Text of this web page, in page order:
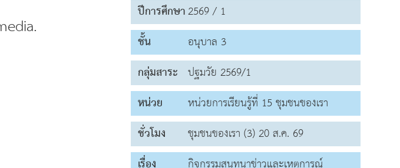
ปีการศึกษา2569 / 1
ชั้น
อนุบาล 3
กลุ่มสาระ ปฐมวัย 2569/1
หน่วย
หน่วยการเรียนรู้ที่ 15 ชุมชนของเรา
ชั่วโมง
ชุมชนของเรา (3) 20 ส.ค. 69